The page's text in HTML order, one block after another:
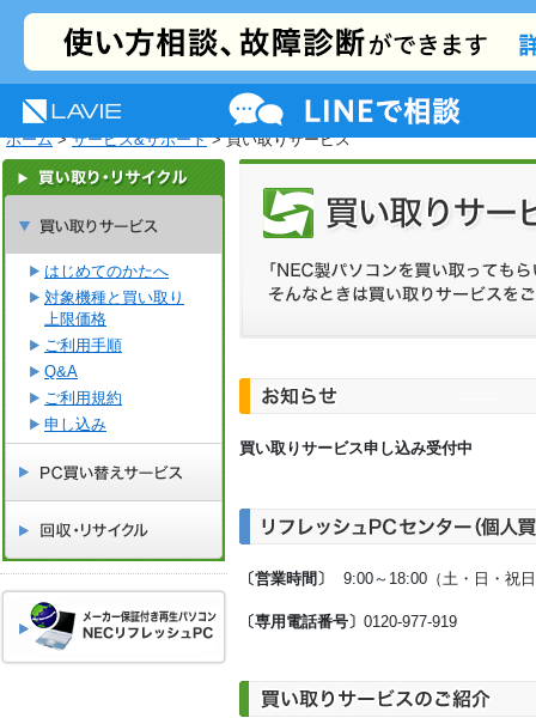
NEC LAVIE公式サイト
サポート プレミアムサービス 活用情報
ホーム>サービス&サポート> 買い取りサービス
はじめてのかたへ
対象機種と買い取り
上限価格
ご利用手順
Q&A
ご利用規約
申し込み
買い取りサービス申し込み受付中
〔営業時間〕 9:00～18:00（土・日・祝
〔専用電話番号〕 0120-977-919